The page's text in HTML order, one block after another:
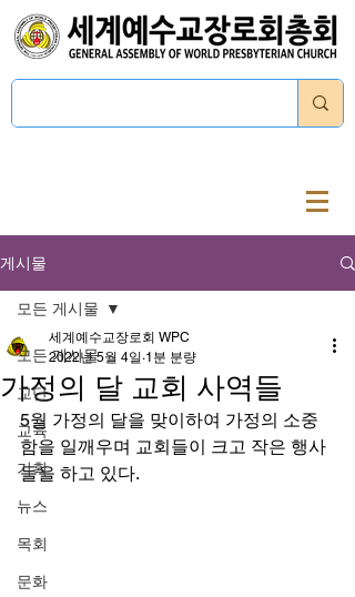
게시물
모든 게시물
교단
교육
기획
뉴스
목회
문화
모든 게시물
가정의 달 교회 사역들
세계예수교장로회 WPC
2022년 5월 4일 1분 분량
5월 가정의 달을 맞이하여 가정의 소중
함을 일깨우며 교회들이 크고 작은 행사
들을 하고 있다.